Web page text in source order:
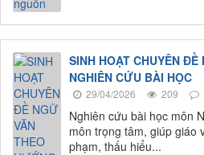
SINH HOẠT CHUYÊN
NGHIÊN CỨU BÀI HỌC
29/04/2026 209
Nghiên cứu bài học môn
môn trọng tâm, giúp giáo
phạm, thấu hiểu...